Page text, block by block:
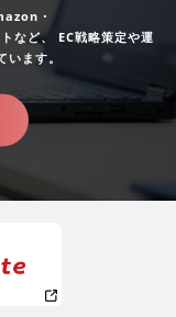
・
など、
EC戦略策定や運
ます。